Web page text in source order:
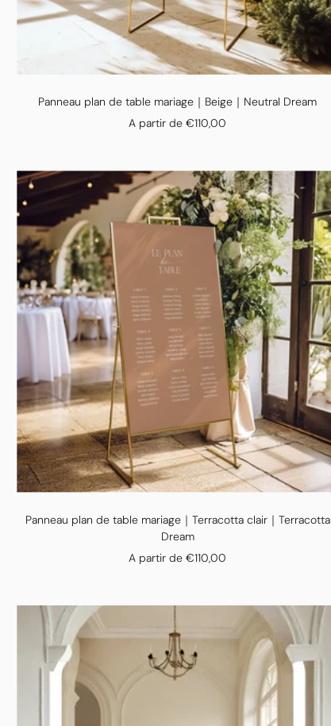
Panneau plan de table mariage｜Beige｜Neutral Dream
Prix
A partir de €110,00
Panneau plan de table mariage｜Terracotta clair｜Terracotta
Dream
Prix
A partir de €110,00